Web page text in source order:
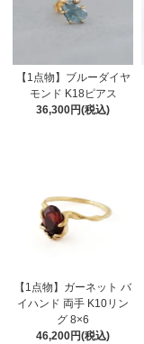
【1点物】ブルーダイヤ
モンド K18ピアス
36,300円(税込)
【1点物】ガーネット バ
イハンド 両手 K10リン
グ 8×6
46,200円(税込)